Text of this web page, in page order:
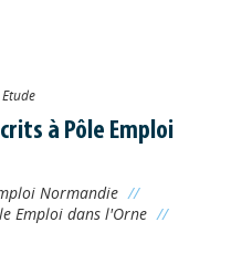
à Pôle Emploi
Normandie //
Emploi dans l'Orne //